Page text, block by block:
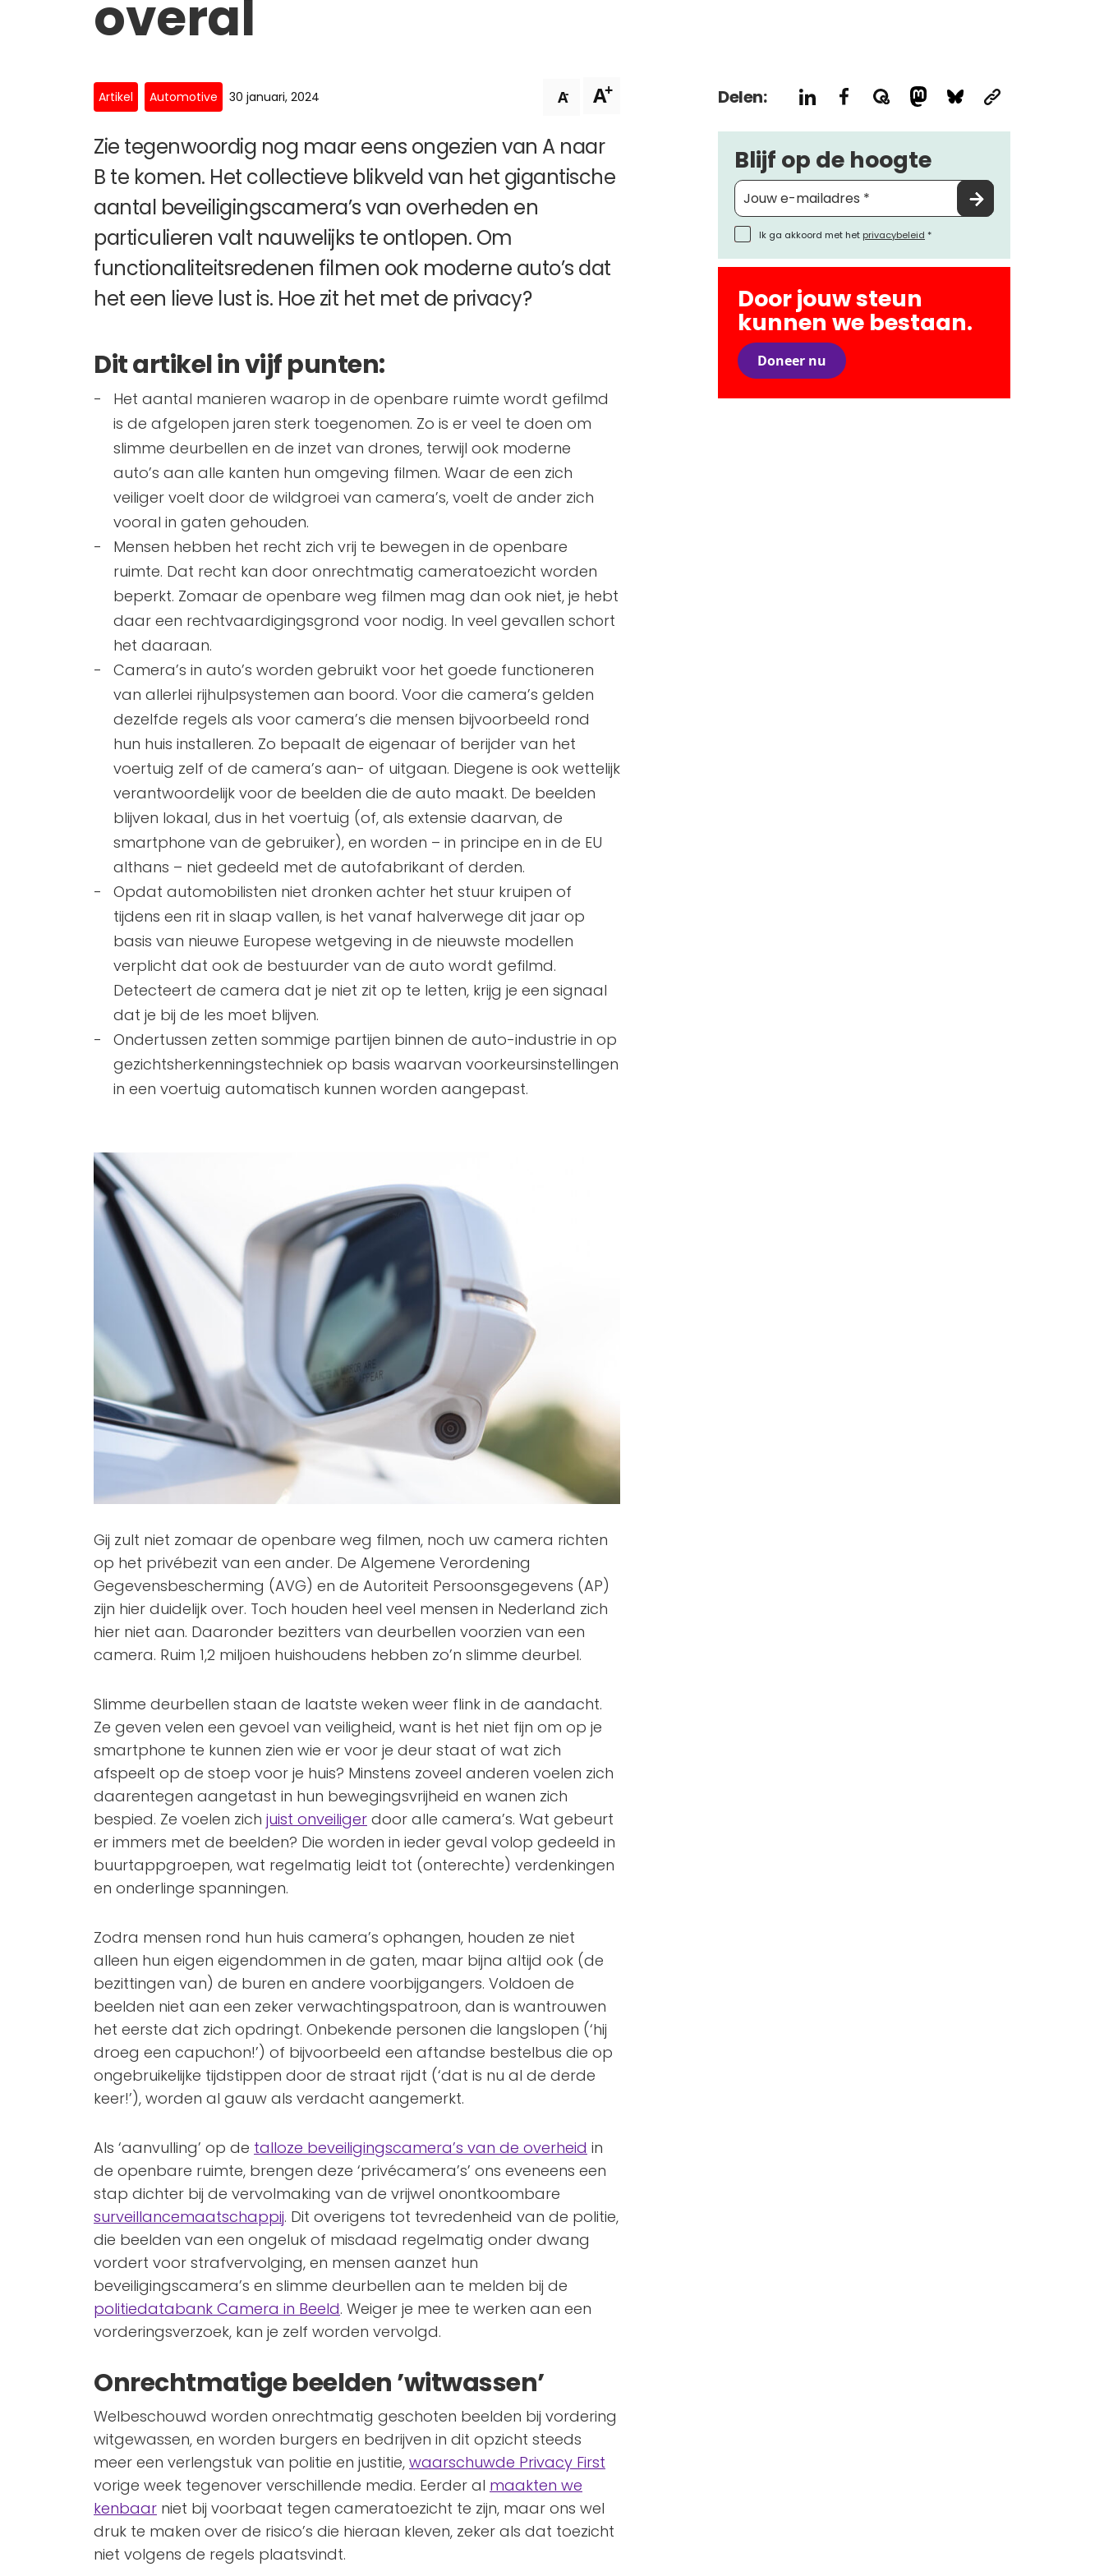
overal
Artikel Automotive 30 januari, 2024 A- A+
Zie tegenwoordig nog maar eens ongezien van A naar
B te komen. Het collectieve blikveld van het gigantische
aantal beveiligingscamera’s van overheden en
particulieren valt nauwelijks te ontlopen. Om
functionaliteitsredenen filmen ook moderne auto’s dat
het een lieve lust is. Hoe zit het met de privacy?
Dit artikel in vijf punten:
Het aantal manieren waarop in de openbare ruimte wordt gefilmd
is de afgelopen jaren sterk toegenomen. Zo is er veel te doen om
slimme deurbellen en de inzet van drones, terwijl ook moderne
auto’s aan alle kanten hun omgeving filmen. Waar de een zich
veiliger voelt door de wildgroei van camera’s, voelt de ander zich
vooral in gaten gehouden.
Mensen hebben het recht zich vrij te bewegen in de openbare
ruimte. Dat recht kan door onrechtmatig cameratoezicht worden
beperkt. Zomaar de openbare weg filmen mag dan ook niet, je hebt
daar een rechtvaardigingsgrond voor nodig. In veel gevallen schort
het daaraan.
Camera’s in auto’s worden gebruikt voor het goede functioneren
van allerlei rijhulpsystemen aan boord. Voor die camera’s gelden
dezelfde regels als voor camera’s die mensen bijvoorbeeld rond
hun huis installeren. Zo bepaalt de eigenaar of berijder van het
voertuig zelf of de camera’s aan- of uitgaan. Diegene is ook wettelijk
verantwoordelijk voor de beelden die de auto maakt. De beelden
blijven lokaal, dus in het voertuig (of, als extensie daarvan, de
smartphone van de gebruiker), en worden – in principe en in de EU
althans – niet gedeeld met de autofabrikant of derden.
Opdat automobilisten niet dronken achter het stuur kruipen of
tijdens een rit in slaap vallen, is het vanaf halverwege dit jaar op
basis van nieuwe Europese wetgeving in de nieuwste modellen
verplicht dat ook de bestuurder van de auto wordt gefilmd.
Detecteert de camera dat je niet zit op te letten, krijg je een signaal
dat je bij de les moet blijven.
Ondertussen zetten sommige partijen binnen de auto-industrie in op
gezichtsherkenningstechniek op basis waarvan voorkeursinstellingen
in een voertuig automatisch kunnen worden aangepast.
Gij zult niet zomaar de openbare weg filmen, noch uw camera richten
op het privébezit van een ander. De Algemene Verordening
Gegevensbescherming (AVG) en de Autoriteit Persoonsgegevens (AP)
zijn hier duidelijk over. Toch houden heel veel mensen in Nederland zich
hier niet aan. Daaronder bezitters van deurbellen voorzien van een
camera. Ruim 1,2 miljoen huishoudens hebben zo’n slimme deurbel.
Slimme deurbellen staan de laatste weken weer flink in de aandacht.
Ze geven velen een gevoel van veiligheid, want is het niet fijn om op je
smartphone te kunnen zien wie er voor je deur staat of wat zich
afspeelt op de stoep voor je huis? Minstens zoveel anderen voelen zich
daarentegen aangetast in hun bewegingsvrijheid en wanen zich
bespied. Ze voelen zich juist onveiliger door alle camera’s. Wat gebeurt
er immers met de beelden? Die worden in ieder geval volop gedeeld in
buurtappgroepen, wat regelmatig leidt tot (onterechte) verdenkingen
en onderlinge spanningen.
Zodra mensen rond hun huis camera’s ophangen, houden ze niet
alleen hun eigen eigendommen in de gaten, maar bijna altijd ook (de
bezittingen van) de buren en andere voorbijgangers. Voldoen de
beelden niet aan een zeker verwachtingspatroon, dan is wantrouwen
het eerste dat zich opdringt. Onbekende personen die langslopen (‘hij
droeg een capuchon!’) of bijvoorbeeld een aftandse bestelbus die op
ongebruikelijke tijdstippen door de straat rijdt (‘dat is nu al de derde
keer!’), worden al gauw als verdacht aangemerkt.
Als ‘aanvulling’ op de talloze beveiligingscamera’s van de overheid in
de openbare ruimte, brengen deze ‘privécamera’s’ ons eveneens een
stap dichter bij de vervolmaking van de vrijwel onontkoombare
surveillancemaatschappij. Dit overigens tot tevredenheid van de politie,
die beelden van een ongeluk of misdaad regelmatig onder dwang
vordert voor strafvervolging, en mensen aanzet hun
beveiligingscamera’s en slimme deurbellen aan te melden bij de
politiedatabank Camera in Beeld. Weiger je mee te werken aan een
vorderingsverzoek, kan je zelf worden vervolgd.
Onrechtmatige beelden ’witwassen’
Welbeschouwd worden onrechtmatig geschoten beelden bij vordering
witgewassen, en worden burgers en bedrijven in dit opzicht steeds
meer een verlengstuk van politie en justitie, waarschuwde Privacy First
vorige week tegenover verschillende media. Eerder al maakten we
kenbaar niet bij voorbaat tegen cameratoezicht te zijn, maar ons wel
druk te maken over de risico’s die hieraan kleven, zeker als dat toezicht
niet volgens de regels plaatsvindt.
Delen:
Blijf op de hoogte
Ik ga akkoord met het privacybeleid *
Door jouw steun
kunnen we bestaan.
Doneer nu